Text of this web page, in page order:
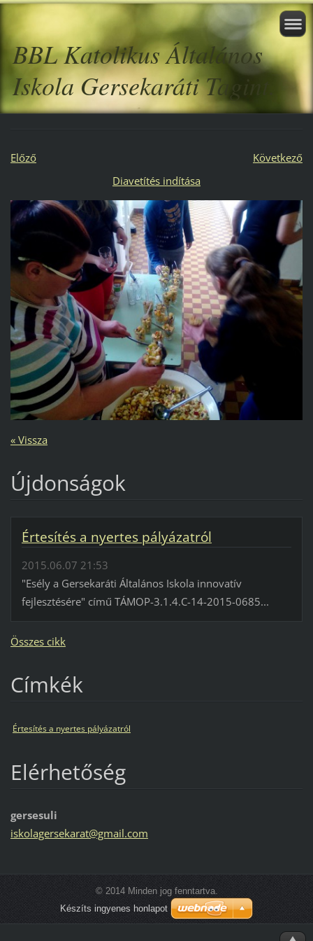
BBL Katolikus Általános
Iskola Gersekaráti Tagint.
Előző
Következő
Diavetítés indítása
« Vissza
Újdonságok
Értesítés a nyertes pályázatról
2015.06.07 21:53
"Esély a Gersekaráti Általános Iskola innovatív
fejlesztésére" című TÁMOP-3.1.4.C-14-2015-0685...
Összes cikk
Címkék
Értesítés a nyertes pályázatról
Elérhetőség
gersesuli
iskolagersekarat@gmail.com
© 2014 Minden jog fenntartva.
Készíts ingyenes honlapot